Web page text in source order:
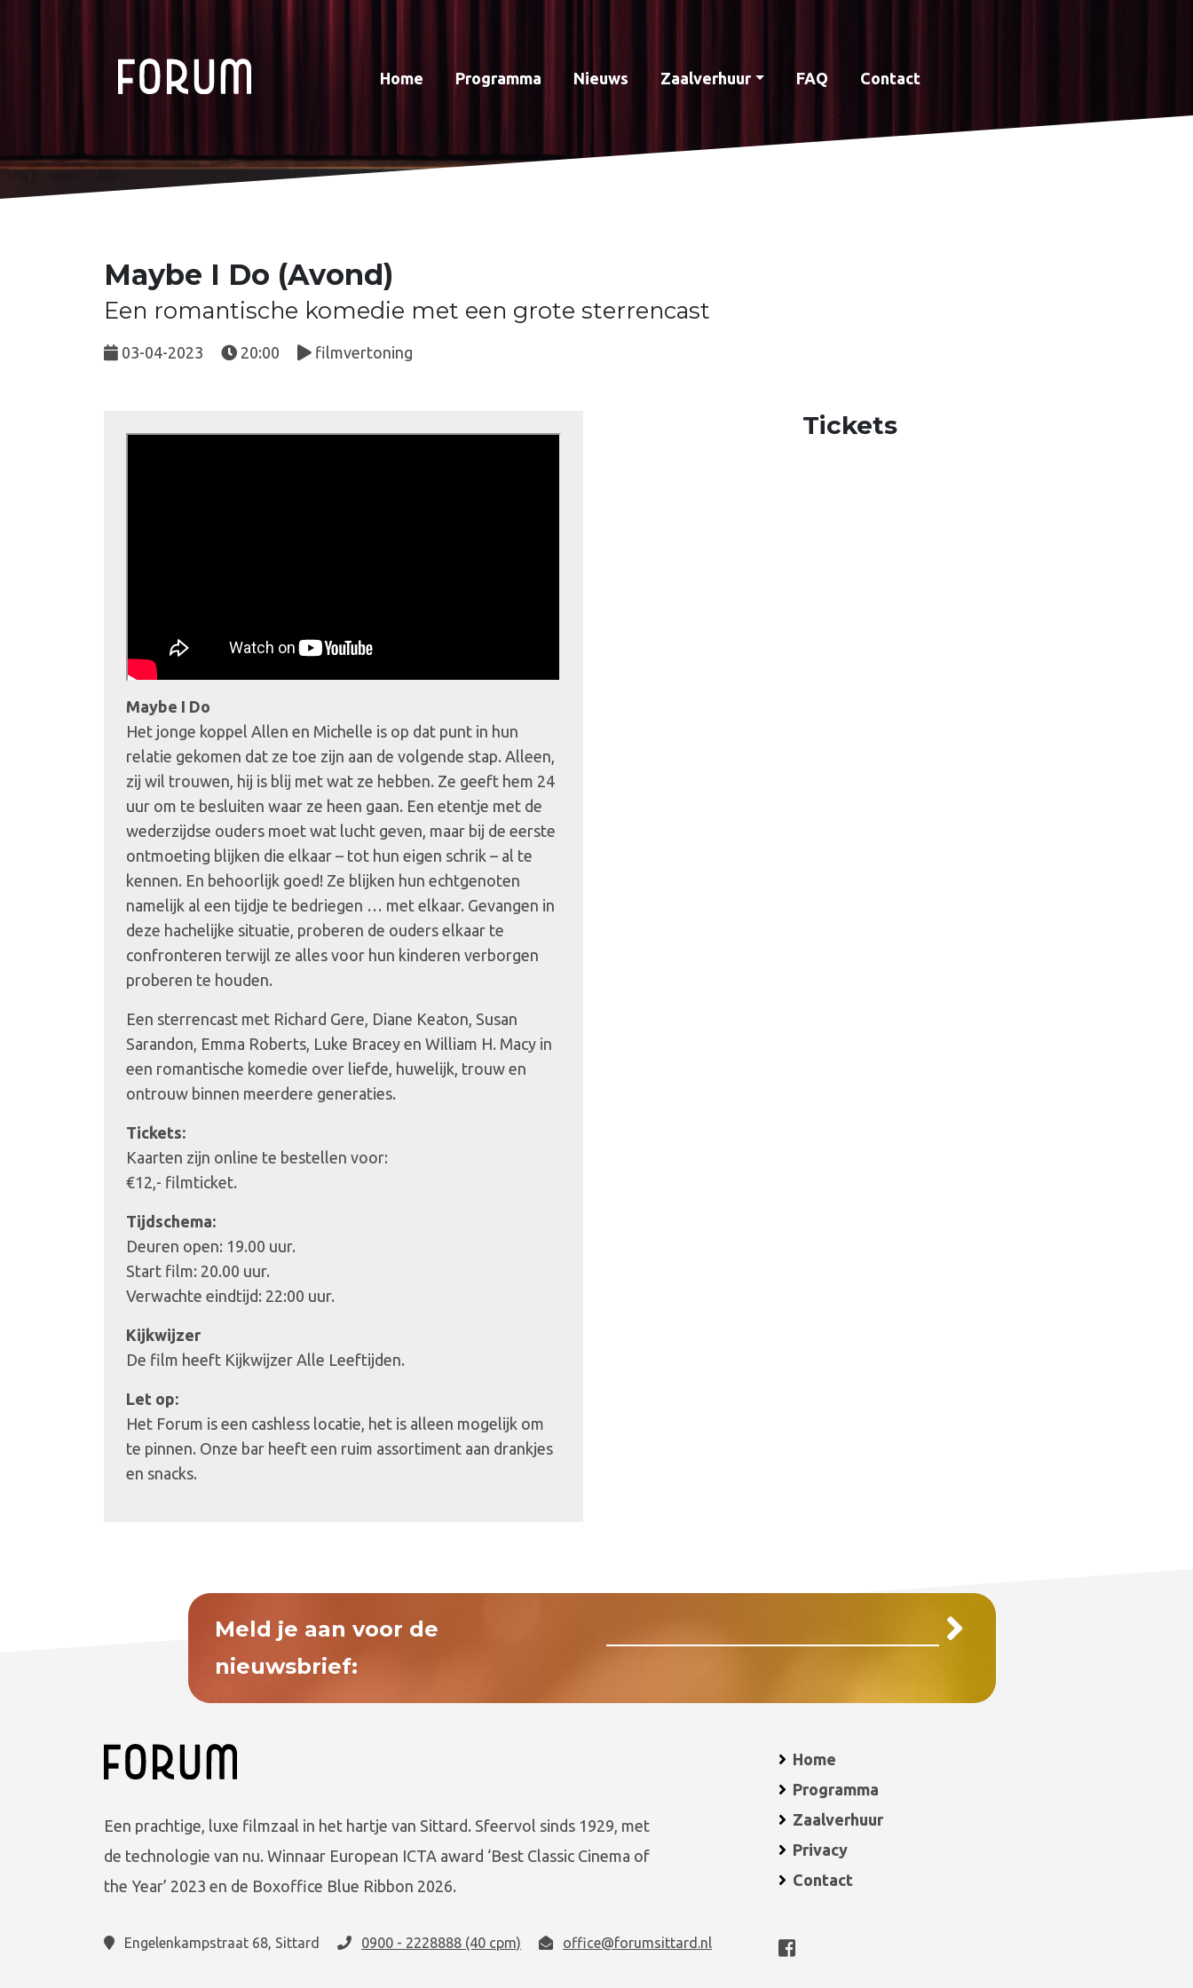
Home Programma Nieuws Zaalverhuur FAQ Contact
Maybe I Do (Avond)
Een romantische komedie met een grote sterrencast
03-04-2023 20:00 filmvertoning
Maybe I Do
Het jonge koppel Allen en Michelle is op dat punt in hun
relatie gekomen dat ze toe zijn aan de volgende stap. Alleen,
zij wil trouwen, hij is blij met wat ze hebben. Ze geeft hem 24
uur om te besluiten waar ze heen gaan. Een etentje met de
wederzijdse ouders moet wat lucht geven, maar bij de eerste
ontmoeting blijken die elkaar – tot hun eigen schrik – al te
kennen. En behoorlijk goed! Ze blijken hun echtgenoten
namelijk al een tijdje te bedriegen … met elkaar. Gevangen in
deze hachelijke situatie, proberen de ouders elkaar te
confronteren terwijl ze alles voor hun kinderen verborgen
proberen te houden.
Een sterrencast met Richard Gere, Diane Keaton, Susan
Sarandon, Emma Roberts, Luke Bracey en William H. Macy in
een romantische komedie over liefde, huwelijk, trouw en
ontrouw binnen meerdere generaties.
Tickets:
Kaarten zijn online te bestellen voor:
€12,- filmticket.
Tijdschema:
Deuren open: 19.00 uur.
Start film: 20.00 uur.
Verwachte eindtijd: 22:00 uur.
Kijkwijzer
De film heeft Kijkwijzer Alle Leeftijden.
Let op:
Het Forum is een cashless locatie, het is alleen mogelijk om
te pinnen. Onze bar heeft een ruim assortiment aan drankjes
en snacks.
Tickets
Meld je aan voor de
nieuwsbrief:
Een prachtige, luxe filmzaal in het hartje van Sittard. Sfeervol sinds 1929, met
de technologie van nu. Winnaar European ICTA award ‘Best Classic Cinema of
the Year’ 2023 en de Boxoffice Blue Ribbon 2026.
Home
Programma
Zaalverhuur
Privacy
Contact
Engelenkampstraat 68, Sittard 0900 - 2228888 (40 cpm) office@forumsittard.nl